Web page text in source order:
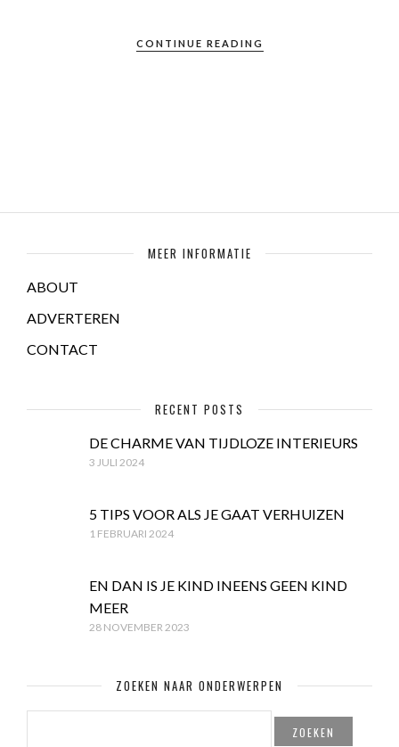
CONTINUE READING
MEER INFORMATIE
ABOUT
ADVERTEREN
CONTACT
RECENT POSTS
DE CHARME VAN TIJDLOZE INTERIEURS
3 JULI 2024
5 TIPS VOOR ALS JE GAAT VERHUIZEN
1 FEBRUARI 2024
EN DAN IS JE KIND INEENS GEEN KIND
MEER
28 NOVEMBER 2023
ZOEKEN NAAR ONDERWERPEN
ZOEKEN